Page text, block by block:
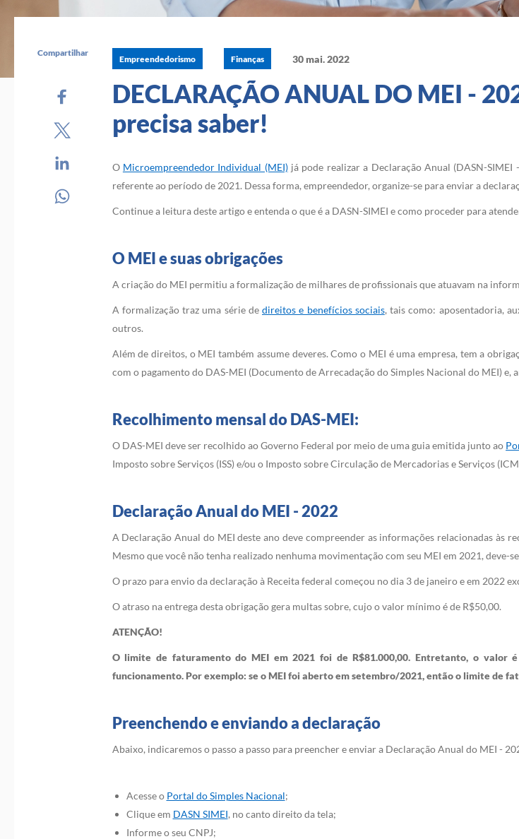
Compartilhar
Empreendedorismo Finanças 30 mai. 2022
DECLARAÇÃO ANUAL DO MEI -
precisa saber!
O Microempreendedor Individual (MEI)já pode realizar a Declaração Anual (DASN-
referente ao período de 2021. Dessa forma, empreendedor, organize-se para enviar a
Continue a leitura deste artigo e entenda o que é a DASN-SIMEI e como proceder para
O MEI e suas obrigações
A criação do MEI permitiu a formalização de milhares de profissionais que atuavam na
A formalização traz uma série de direitos e benefícios sociais, tais como: aposentadoria,
outros.
Além de direitos, o MEI também assume deveres. Como o MEI é uma empresa, tem a
com o pagamento do DAS-MEI (Documento de Arrecadação do Simples Nacional do MEI) e,
Recolhimento mensal do DAS-MEI:
O DAS-MEI deve ser recolhido ao Governo Federal por meio de uma guia emitida junto ao
Imposto sobre Serviços (ISS) e/ou o Imposto sobre Circulação de Mercadorias e Serviços
Declaração Anual do MEI - 2022
A Declaração Anual do MEI deste ano deve compreender as informações relacionadas às
Mesmo que você não tenha realizado nenhuma movimentação com seu MEI em 2021, deve-
O prazo para envio da declaração à Receita federal começou no dia 3 de janeiro e em 2022
O atraso na entrega desta obrigação gera multas sobre, cujo o valor mínimo é de R$50,00.
ATENÇÃO!
O limite de faturamento do MEI em 2021 foi de R$81.000,00. Entretanto, o valor
funcionamento. Por exemplo: se o MEI foi aberto em setembro/2021, então o limite de
Preenchendo e enviando a declaração
Abaixo, indicaremos o passo a passo para preencher e enviar a Declaração Anual do MEI -
Acesse o Portal do Simples Nacional;
Clique em DASN SIMEI, no canto direito da tela;
Informe o seu CNPJ;